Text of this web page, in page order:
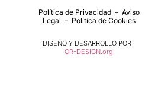
Política de Privacidad– Aviso
Legal – Política de Cookies
DISEÑO Y DESARROLLO POR :
OR-DESIGN.org